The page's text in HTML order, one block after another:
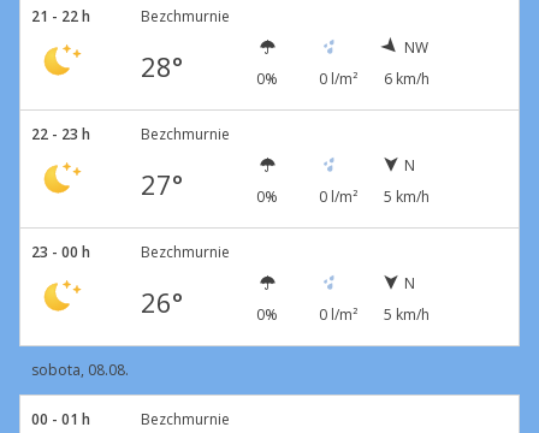
21 - 22 h Bezchmurnie
28° 0% 0 l/m²
NW
6 km/h
22 - 23 h Bezchmurnie
27° 0% 0 l/m²
N
5 km/h
23 - 00 h Bezchmurnie
26° 0% 0 l/m²
N
5 km/h
sobota, 08.08.
00 - 01 h Bezchmurnie